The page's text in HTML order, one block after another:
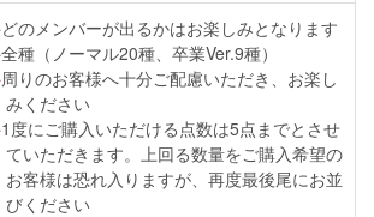
どのメンバーが出るかはお楽しみとなります
全種（ノーマル20種、卒業Ver.9種）
周りのお客様へ十分ご配慮いただき、お楽し
みください
1度にご購入いただける点数は5点までとさせ
ていただきます。上回る数量をご購入希望の
お客様は恐れ入りますが、再度最後尾にお並
びください